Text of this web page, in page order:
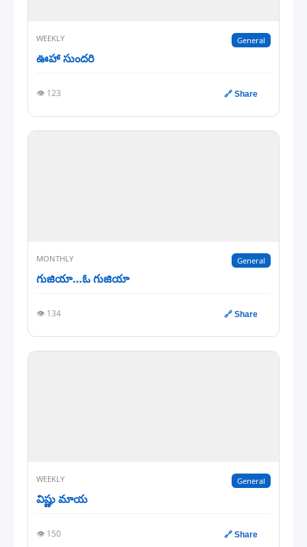
WEEKLY General
ఊహా సుందరి
👁️ 123 🔗 Share
MONTHLY General
గుజియా…ఓ గుజియా
👁️ 134 🔗 Share
WEEKLY General
విష్ణు మాయ
👁️ 150 🔗 Share